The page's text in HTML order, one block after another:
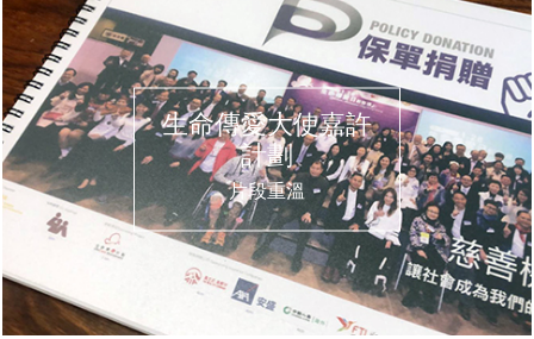
生命傳愛大使嘉許
計劃
片段重溫